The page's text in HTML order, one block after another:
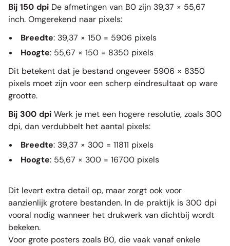
Bij 150 dpi De afmetingen van B0 zijn 39,37 × 55,67
inch. Omgerekend naar pixels:
Breedte: 39,37 × 150 = 5906 pixels
Hoogte: 55,67 × 150 = 8350 pixels
Dit betekent dat je bestand ongeveer 5906 × 8350
pixels moet zijn voor een scherp eindresultaat op ware
grootte.
Bij 300 dpi Werk je met een hogere resolutie, zoals 300
dpi, dan verdubbelt het aantal pixels:
Breedte: 39,37 × 300 = 11811 pixels
Hoogte: 55,67 × 300 = 16700 pixels
Dit levert extra detail op, maar zorgt ook voor
aanzienlijk grotere bestanden. In de praktijk is 300 dpi
vooral nodig wanneer het drukwerk van dichtbij wordt
bekeken.
Voor grote posters zoals B0, die vaak vanaf enkele